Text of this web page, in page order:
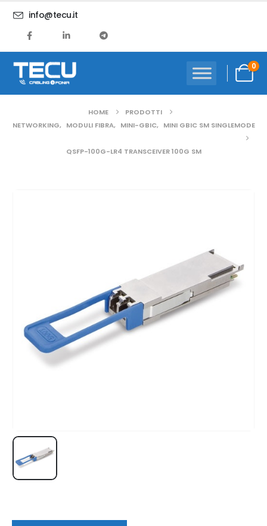
info@tecu.it
0
HOME
PRODOTTI
NETWORKING, MODULI FIBRA, MINI-GBIC, MINI GBIC SM SINGLEMODE
QSFP-100G-LR4 TRANSCEIVER 100G SM